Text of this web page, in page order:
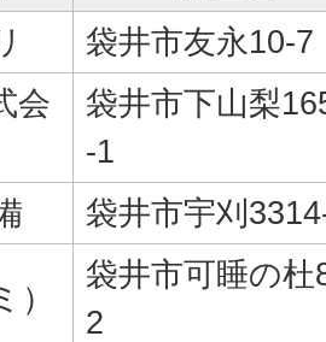
袋井市友永10-7
会
袋井市下山梨
-1
袋井市宇刈
袋井市可睡の杜
2